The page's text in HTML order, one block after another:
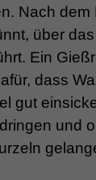
Nach dem
über
Ein
dass
gut
und